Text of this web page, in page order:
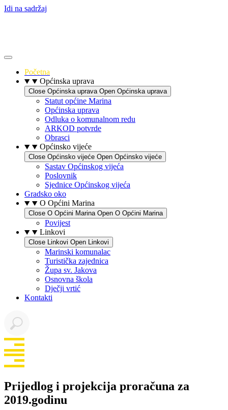
Idi na sadržaj
Početna
Općinska uprava
Close Općinska uprava Open Općinska uprava
Statut općine Marina
Općinska uprava
Odluka o komunalnom redu
ARKOD potvrde
Obrasci
Općinsko vijeće
Close Općinsko vijeće Open Općinsko vijeće
Sastav Općinskog vijeća
Poslovnik
Sjednice Općinskog vijeća
Gradsko oko
O Općini Marina
Close O Općini Marina Open O Općini Marina
Povijest
Linkovi
Close Linkovi Open Linkovi
Marinski komunalac
Turistička zajednica
Župa sv. Jakova
Osnovna škola
Dječji vrtić
Kontakti
Prijedlog i projekcija proračuna za
2019.godinu